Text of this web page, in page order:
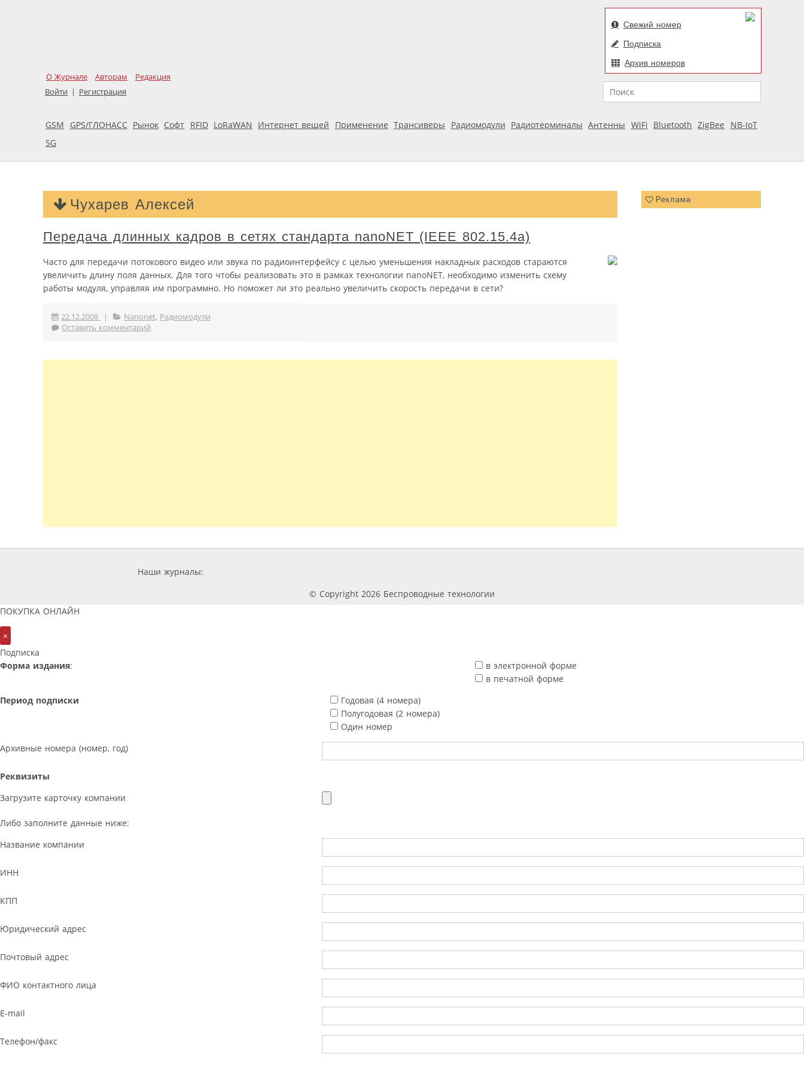
О Журнале Авторам
Редакция
Войти | Регистрация
Свежий номер
Подписка
Архив номеров
Поиск
GSM GPS/ГЛОНАСС Рынок Софт RFID LoRaWAN Интернет вещей Применение Трансиверы Радиомодули Радиотерминалы Антенны WiFi Bluetooth ZigBee
NB-IoT
5G
Реклама
Чухарев Алексей
Передача длинных кадров в сетях стандарта nanoNET (IEEE 802.15.4a)
Часто для передачи потокового видео или звука по радиоинтерфейсу с целью уменьшения накладных расходов стараются
увеличить длину поля данных. Для того чтобы реализовать это в рамках технологии nanoNET, необходимо изменить схему
работы модуля, управляя им программно. Но поможет ли это реально увеличить скорость передачи в сети?
22.12.2008 | Nanonet, Радиомодули
Оставить комментарий
Наши журналы:
© Copyright 2026 Беспроводные технологии
ПОКУПКА ОНЛАЙН
×
Подписка
Форма издания:
в электронной форме
в печатной форме
Период подписки
Годовая (4 номера)
Полугодовая (2 номера)
Один номер
Архивные номера (номер, год)
Реквизиты
Загрузите карточку компании
Либо заполните данные ниже:
Название компании
ИНН
КПП
Юридический адрес
Почтовый адрес
ФИО контактного лица
E-mail
Телефон/факс